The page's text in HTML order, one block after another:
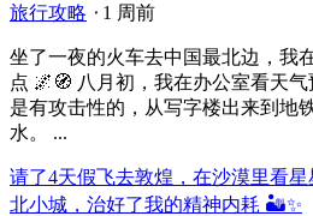
旅行攻略 ⋅ 1 周前
坐了一夜的火车去中国最北边，我
点 🌌🧭 八月初，我在办公室看天
是有攻击性的，从写字楼出来到地
水。 ...
请了4天假飞去敦煌，在沙漠里看
北小城，治好了我的精神内耗 🏜️✨